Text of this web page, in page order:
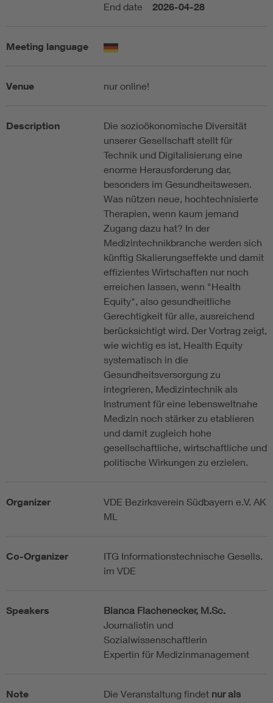
End date
2026-04-28
Meeting language
Venue nur online!
Description
Die sozioökonomische Diversität
unserer Gesellschaft stellt für
Technik und Digitalisierung eine
enorme Herausforderung dar,
besonders im Gesundheitswesen.
Was nützen neue, hochtechnisierte
Therapien, wenn kaum jemand
Zugang dazu hat? In der
Medizintechnikbranche werden sich
künftig Skalierungseffekte und damit
effizientes Wirtschaften nur noch
erreichen lassen, wenn "Health
Equity", also gesundheitliche
Gerechtigkeit für alle, ausreichend
berücksichtigt wird. Der Vortrag zeigt,
wie wichtig es ist, Health Equity
systematisch in die
Gesundheitsversorgung zu
integrieren, Medizintechnik als
Instrument für eine lebensweltnahe
Medizin noch stärker zu etablieren
und damit zugleich hohe
gesellschaftliche, wirtschaftliche und
politische Wirkungen zu erzielen.
Organizer
VDE Bezirksverein Südbayern e.V. AK
ML
Co-Organizer
ITG Informationstechnische Gesells.
im VDE
Speakers
Bianca Flachenecker, M.Sc.
Journalistin und
Sozialwissenschaftlerin
Expertin für Medizinmanagement
Note Die Veranstaltung findet nur als